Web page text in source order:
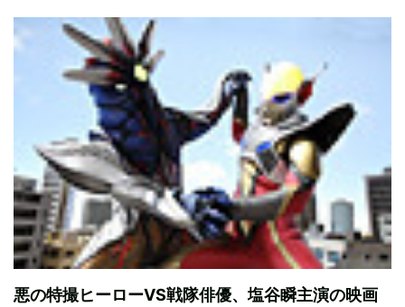
悪の特撮ヒーローVS戦隊俳優、塩谷瞬主演の映画